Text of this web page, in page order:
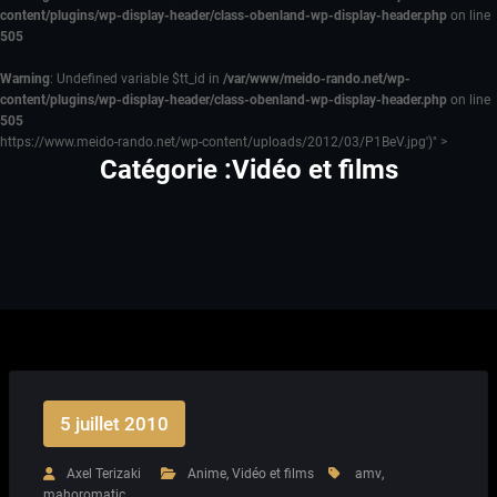
content/plugins/wp-display-header/class-obenland-wp-display-header.php on line
505
Warning: Undefined variable $tt_id in /var/www/meido-rando.net/wp-
content/plugins/wp-display-header/class-obenland-wp-display-header.php on line
505
https://www.meido-rando.net/wp-content/uploads/2012/03/P1BeV.jpg')" >
Catégorie :Vidéo et films
5 juillet 2010
Axel Terizaki Anime, Vidéo et films amv,